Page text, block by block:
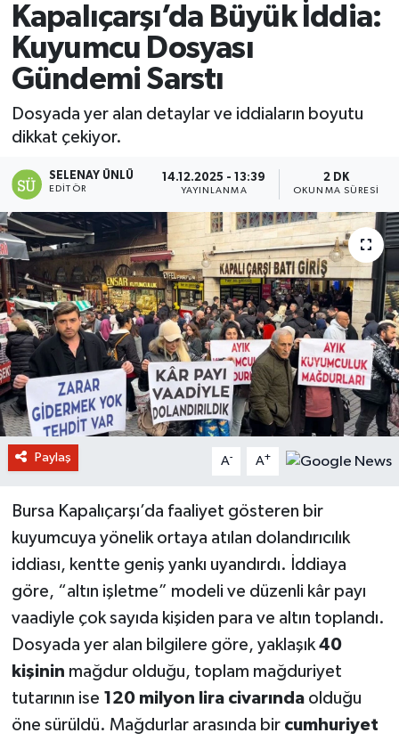
Kapalıçarşı’da Büyük İddia:
Kuyumcu Dosyası
Gündemi Sarstı
Dosyada yer alan detaylar ve iddiaların boyutu
dikkat çekiyor.
SELENAY ÜNLÜ
EDITÖR
14.12.2025 - 13:39
YAYINLANMA
2 DK
OKUNMA SÜRESI
Paylaş A- A+
Bursa Kapalıçarşı’da faaliyet gösteren bir
kuyumcuya yönelik ortaya atılan dolandırıcılık
iddiası, kentte geniş yankı uyandırdı. İddiaya
göre, “altın işletme” modeli ve düzenli kâr payı
vaadiyle çok sayıda kişiden para ve altın toplandı.
Dosyada yer alan bilgilere göre, yaklaşık 40
kişinin mağdur olduğu, toplam mağduriyet
tutarının ise 120 milyon lira civarındaolduğu
öne sürüldü. Mağdurlar arasında bir cumhuriyet